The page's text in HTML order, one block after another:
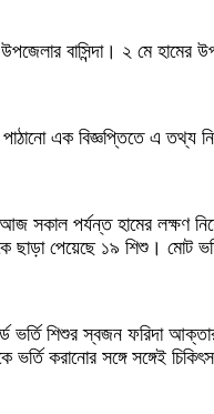
বাসিন্দা। ২ মে হামের
এক বিজ্ঞপ্তিতে এ তথ্য
সকাল পর্যন্ত হামের লক্ষণ
ছাড়া পেয়েছে ১৯ শিশু। মোট
ভর্তি শিশুর স্বজন ফরিদা
করানোর সঙ্গে সঙ্গেই